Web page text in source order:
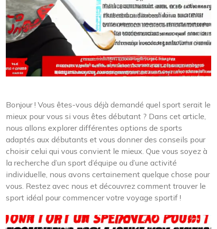
Bonjour ! Vous êtes-vous déjà demandé quel sport serait le
mieux pour vous si vous êtes débutant ? Dans cet article,
nous allons explorer différentes options de sports
adaptés aux débutants et vous donner des conseils pour
choisir celui qui vous convient le mieux. Que vous soyez à
la recherche d’un sport d’équipe ou d’une activité
individuelle, nous avons certainement quelque chose pour
vous. Restez avec nous et découvrez comment trouver le
sport idéal pour commencer votre voyage sportif !